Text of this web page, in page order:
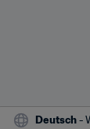
Deutsch -